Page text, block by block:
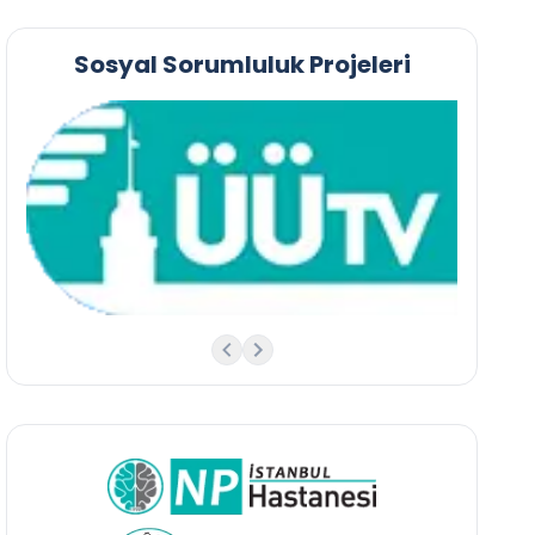
Sosyal Sorumluluk Projeleri